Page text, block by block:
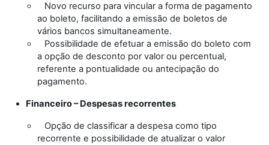
Novo recurso para vincular a forma de pagamento
ao boleto, facilitando a emissão de boletos de
vários bancos simultaneamente.
Possibilidade de efetuar a emissão do boleto com
a opção de desconto por valor ou percentual,
referente a pontualidade ou antecipação do
pagamento.
Financeiro – Despesas recorrentes
Opção de classificar a despesa como tipo
recorrente e possibilidade de atualizar o valor